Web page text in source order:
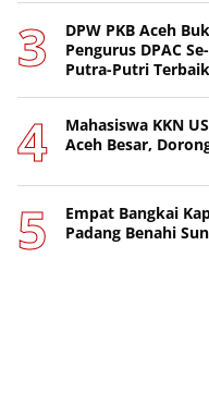
DPW PKB Aceh
Pengurus DPAC
Putra-Putri
Mahasiswa KKN
Aceh Besar,
Empat Bangkai
Padang Benahi